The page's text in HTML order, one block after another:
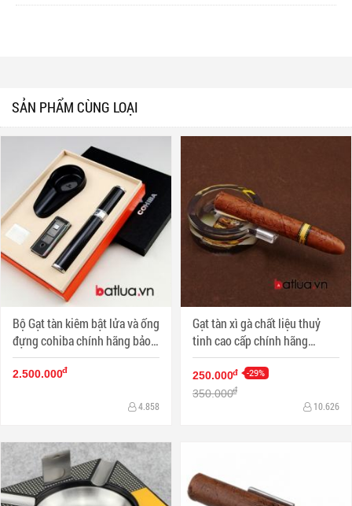
SẢN PHẨM CÙNG LOẠI
Bộ Gạt tàn kiêm bật lửa và ống
đựng cohiba chính hãng bảo
hành 6 tháng
2.500.000đ
4.858
Gạt tàn xì gà chất liệu thuỷ
tinh cao cấp chính hãng
cohiba
250.000đ -29%
350.000đ
10.626